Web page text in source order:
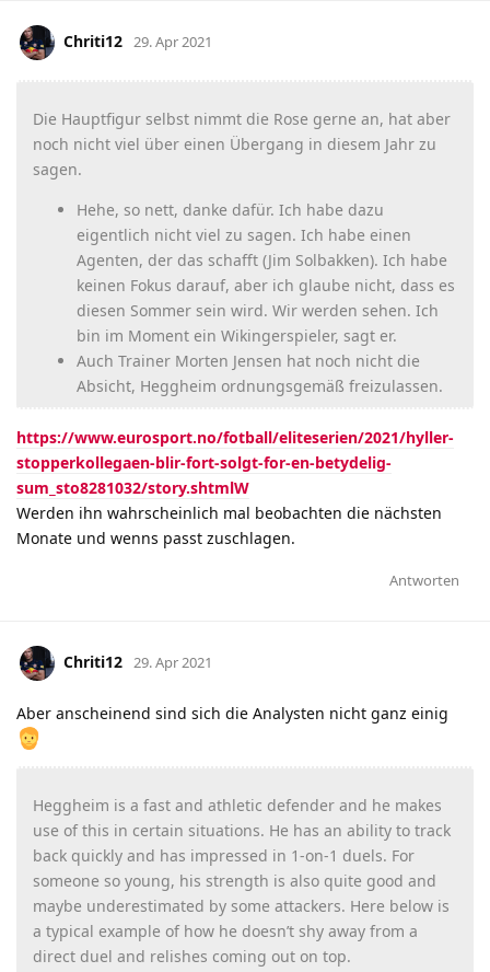
Chriti12 29. Apr 2021
Die Hauptfigur selbst nimmt die Rose gerne an, hat aber
noch nicht viel über einen Übergang in diesem Jahr zu
sagen.
Hehe, so nett, danke dafür. Ich habe dazu
eigentlich nicht viel zu sagen. Ich habe einen
Agenten, der das schafft (Jim Solbakken). Ich habe
keinen Fokus darauf, aber ich glaube nicht, dass es
diesen Sommer sein wird. Wir werden sehen. Ich
bin im Moment ein Wikingerspieler, sagt er.
Auch Trainer Morten Jensen hat noch nicht die
Absicht, Heggheim ordnungsgemäß freizulassen.
https://www.eurosport.no/fotball/eliteserien/2021/hyller-
stopperkollegaen-blir-fort-solgt-for-en-betydelig-
sum_sto8281032/story.shtmlW
Werden ihn wahrscheinlich mal beobachten die nächsten
Monate und wenns passt zuschlagen.
Antworten
Chriti12 29. Apr 2021
Aber anscheinend sind sich die Analysten nicht ganz einig
Heggheim is a fast and athletic defender and he makes
use of this in certain situations. He has an ability to track
back quickly and has impressed in 1-on-1 duels. For
someone so young, his strength is also quite good and
maybe underestimated by some attackers. Here below is
a typical example of how he doesn’t shy away from a
direct duel and relishes coming out on top.